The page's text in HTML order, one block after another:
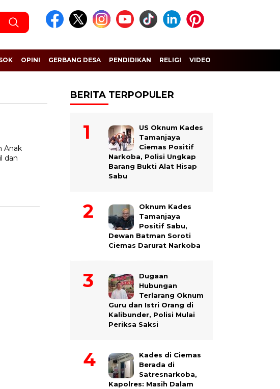
OPINI GERBANG DESA PENDIDIKAN RELIGI VIDEO
Anak
dan
BERITA TERPOPULER
US Oknum Kades
Tamanjaya
Ciemas Positif
Narkoba, Polisi Ungkap
Barang Bukti Alat Hisap
Sabu
Oknum Kades
Tamanjaya
Positif Sabu,
Dewan Batman Soroti
Ciemas Darurat Narkoba
Dugaan
Hubungan
Terlarang Oknum
Guru dan Istri Orang di
Kalibunder, Polisi Mulai
Periksa Saksi
Kades di Ciemas
Berada di
Satresnarkoba,
Kapolres: Masih Dalam